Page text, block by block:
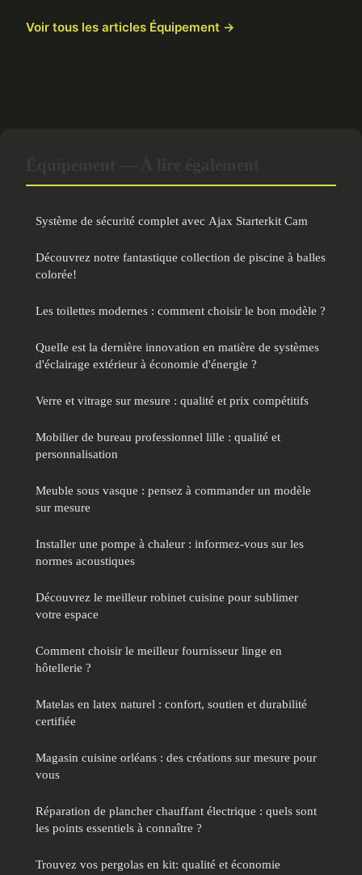
Voir tous les articles Équipement →
Système de sécurité complet avec Ajax Starterkit Cam
Découvrez notre fantastique collection de piscine à balles
colorée!
Les toilettes modernes : comment choisir le bon modèle ?
Quelle est la dernière innovation en matière de systèmes
d'éclairage extérieur à économie d'énergie ?
Verre et vitrage sur mesure : qualité et prix compétitifs
Mobilier de bureau professionnel lille : qualité et
personnalisation
Meuble sous vasque : pensez à commander un modèle
sur mesure
Installer une pompe à chaleur : informez-vous sur les
normes acoustiques
Découvrez le meilleur robinet cuisine pour sublimer
votre espace
Comment choisir le meilleur fournisseur linge en
hôtellerie ?
Matelas en latex naturel : confort, soutien et durabilité
certifiée
Magasin cuisine orléans : des créations sur mesure pour
vous
Réparation de plancher chauffant électrique : quels sont
les points essentiels à connaître ?
Trouvez vos pergolas en kit: qualité et économie